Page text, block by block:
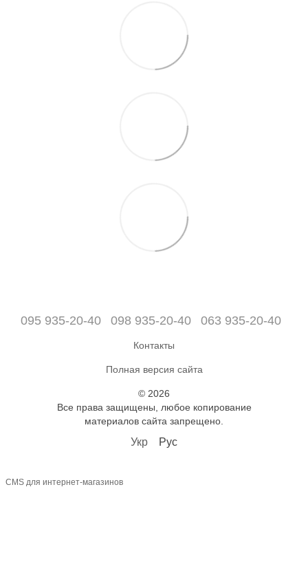
095 935-20-40 098 935-20-40 063 935-20-40
Контакты
Полная версия сайта
© 2026
Все права защищены, любое копирование
материалов сайта запрещено.
Укр Рус
CMS для интернет-магазинов